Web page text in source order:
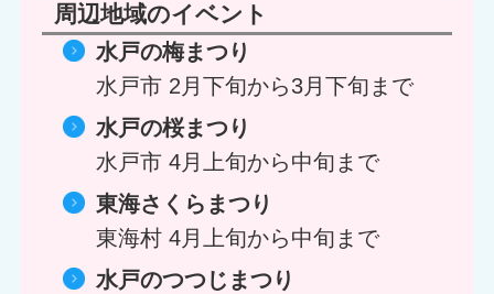
周辺地域のイベント
水戸の梅まつり
水戸市 2月下旬から3月下旬まで
水戸の桜まつり
水戸市 4月上旬から中旬まで
東海さくらまつり
東海村 4月上旬から中旬まで
水戸のつつじまつり